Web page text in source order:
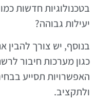
בטכנולוגיות חדשות
יעילות גבוהה?
בנוסף, יש צורך להבין
כגון מערכות חיבור
האפשרויות תסייע
ולתקציב.